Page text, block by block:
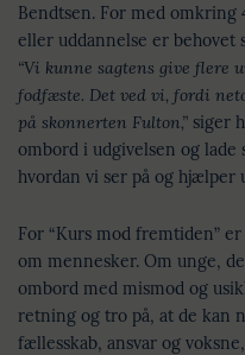
Bendtsen. For med
eller uddannelse er
“Vi kunne sagtens give flere
fodfæste. Det ved vi, fordi
på skonnerten Fulton,” siger
ombord i udgivelsen og
hvordan vi ser på og hjælper
For “Kurs mod fremtiden”
om mennesker. Om unge,
ombord med mismod og
retning og tro på, at de kan
fællesskab, ansvar og